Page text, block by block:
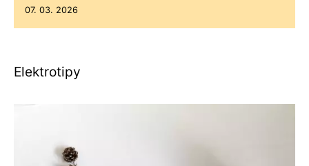
07. 03. 2026
Elektrotipy